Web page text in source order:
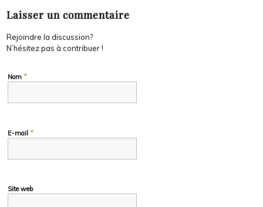
Laisser un commentaire
Rejoindre la discussion?
N’hésitez pas à contribuer !
Nom *
E-mail *
Site web